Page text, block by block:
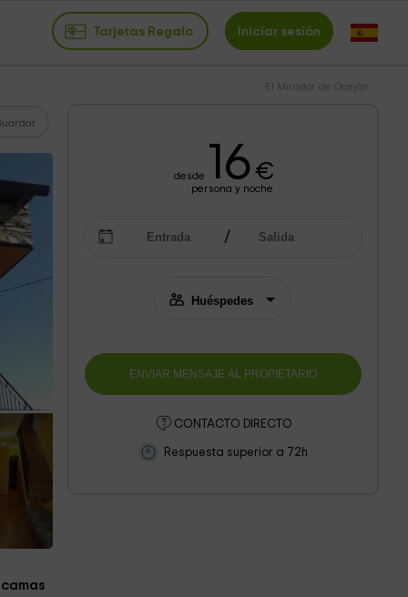
Tarjetas Regalo Iniciar sesión
El Mirador de Ocejón
desde 16€
persona y noche
CONTACTO DIRECTO
Respuesta superior a 72h